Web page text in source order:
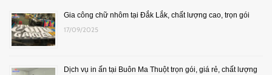
Gia công chữ nhôm tại Đắk Lắk, chất lượng cao, trọn gói
17/09/2025
Dịch vụ in ấn tại Buôn Ma Thuột trọn gói, giá rẻ, chất lượng